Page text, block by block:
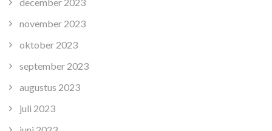
november 2023
oktober 2023
september 2023
augustus 2023
juli 2023